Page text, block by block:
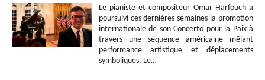
Le pianiste et compositeur Omar Harfouch a
poursuivi ces dernières semaines la promotion
internationale de son Concerto pour la Paix à
travers une séquence américaine mêlant
performance artistique et déplacements
symboliques. Le…